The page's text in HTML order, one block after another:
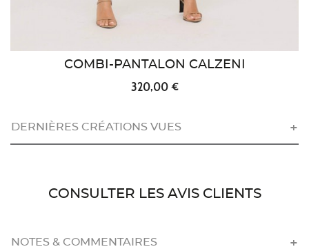
COMBI-PANTALON CALZENI
320,00 €
DERNIÈRES CRÉATIONS VUES
CONSULTER LES AVIS CLIENTS
NOTES & COMMENTAIRES